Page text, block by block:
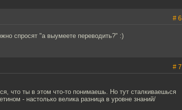
# 6
спросят "а выумеете переводить?" :)
# 7
что ты в этом что-то понимаешь. Но тут сталкиваешься
- настолько велика разница в уровне знаний/